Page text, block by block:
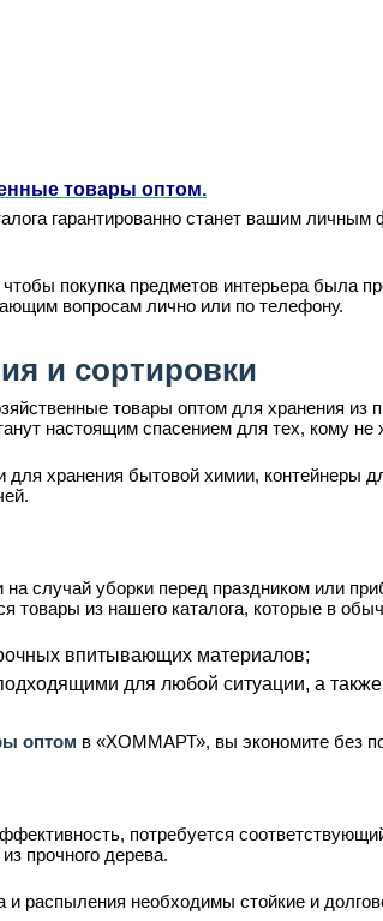
товары оптом.
гарантированно станет вашим
покупка предметов интерьера была
вопросам лично или по телефону.
и сортировки
товары оптом для хранения из
настоящим спасением для тех, кому не
для хранения бытовой химии, контейнеры
случай уборки перед праздником или
товары из нашего каталога, которые в
впитывающих материалов;
для любой ситуации, а
оптом в «ХОММАРТ», вы экономите без
потребуется
прочного дерева.
и распыления необходимы стойкие и